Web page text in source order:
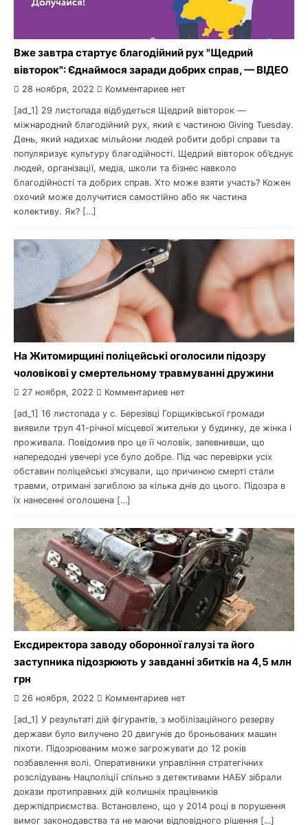
Вже завтра стартує благодійний рух "Щедрий
вівторок": Єднаймося заради добрих справ, — ВІДЕО
28 ноября, 2022 Комментариев нет
[ad_1] 29 листопада відбудеться Щедрий вівторок —
міжнародний благодійний рух, який є частиною Giving Tuesday.
День, який надихає мільйони людей робити добрі справи та
популяризує культуру благодійності. Щедрий вівторок об’єднує
людей, організації, медіа, школи та бізнес навколо
благодійності та добрих справ. Хто може взяти участь? Кожен
охочий може долучитися самостійно або як частина
колективу. Як? […]
На Житомирщині поліцейські оголосили підозру
чоловікові у смертельному травмуванні дружини
27 ноября, 2022 Комментариев нет
[ad_1] 16 листопада у с. Березівці Горщиківської громади
виявили труп 41-річної місцевої жительки у будинку, де жінка і
проживала. Повідомив про це її чоловік, запевнивши, що
напередодні увечері усе було добре. Під час перевірки усіх
обставин поліцейські з’ясували, що причиною смерті стали
травми, отримані загиблою за кілька днів до цього. Підозра в
їх нанесенні оголошена […]
Ексдиректора заводу оборонної галузі та його
заступника підозрюють у завданні збитків на 4,5 млн
грн
26 ноября, 2022 Комментариев нет
[ad_1] У результаті дій фігурантів, з мобілізаційного резерву
держави було вилучено 20 двигунів до броньованих машин
піхоти. Підозрюваним може загрожувати до 12 років
позбавлення волі. Оперативники управління стратегічних
розслідувань Нацполіції спільно з детективами НАБУ зібрали
докази протиправних дій колишніх працівників
держпідприємства. Встановлено, що у 2014 році в порушення
вимог законодавства та не маючи відповідного рішення […]